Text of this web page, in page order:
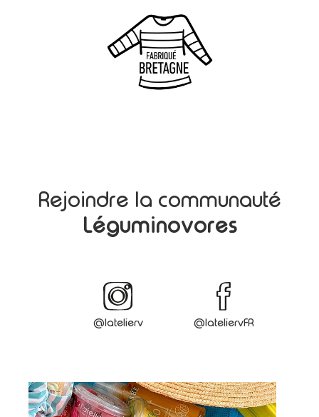
Rejoindre la communauté
Léguminovores
@latelierv @lateliervFR